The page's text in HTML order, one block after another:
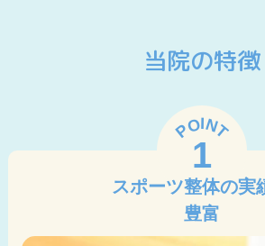
当院の特徴
POINT
1
スポーツ整体の実
豊富